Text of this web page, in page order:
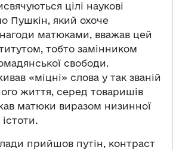
цілі наукові
Пушкін, який охоче
матюками, вважав цей
тобто замінником
свободи.
«міцні» слова у так званій
життя, серед товаришів
матюки виразом низинної
прийшов путін, контраст